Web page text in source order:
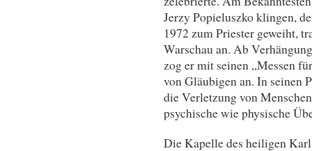
Jerzy Popieluszko klingen,
1972 zum Priester geweiht,
Warschau an. Ab
zog er mit seinen „Messen
von Gläubigen an. In seinen
die Verletzung von
psychische wie physische
Die Kapelle des heiligen